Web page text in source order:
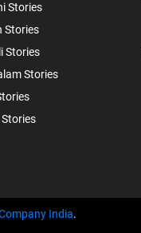
Stories
Stories
Stories
Stories
India.